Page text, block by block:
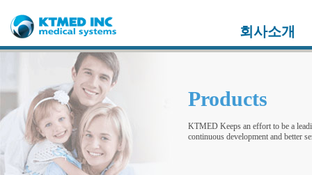
회사소개
Products
KTMED Keeps an effort to be a
continuous development and better